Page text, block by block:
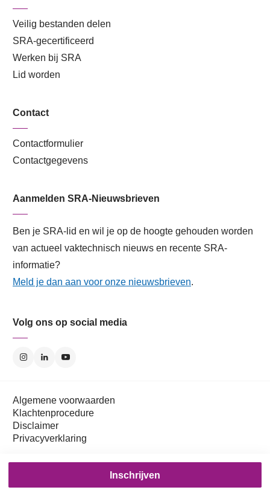
Veilig bestanden delen
SRA-gecertificeerd
Werken bij SRA
Lid worden
Contact
Contactformulier
Contactgegevens
Aanmelden SRA-Nieuwsbrieven
Ben je SRA-lid en wil je op de hoogte gehouden worden
van actueel vaktechnisch nieuws en recente SRA-
informatie?
Meld je dan aan voor onze nieuwsbrieven.
Volg ons op social media
Algemene voorwaarden
Klachtenprocedure
Disclaimer
Privacyverklaring
Copyright ® SRA - 2026Inschrijven